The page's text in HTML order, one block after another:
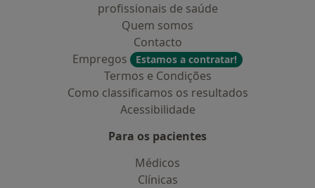
profissionais de saúde
Quem somos
Contacto
Empregos
Estamos a contratar!
Termos e Condições
Como classificamos os resultados
Acessibilidade
Para os pacientes
Médicos
Clínicas